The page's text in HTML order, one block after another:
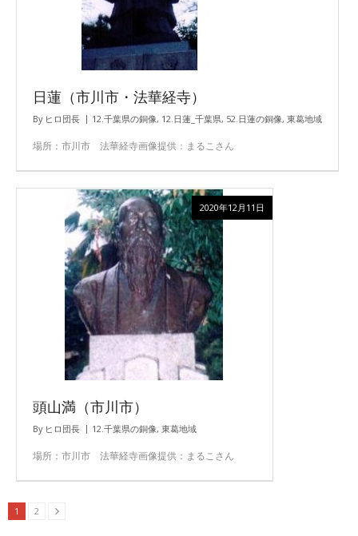
日蓮（市川市・法華経寺）
By ヒロ団長 12.千葉県の銅像, 12.日蓮_千葉県, 52.日蓮の銅像, 東葛地域
場所：市川市 法華経寺画像提供：まるこさん
頭山満（市川市）
By ヒロ団長 12.千葉県の銅像, 東葛地域
場所：市川市 法華経寺画像提供：まるこさん
2020年12月11日
1 2